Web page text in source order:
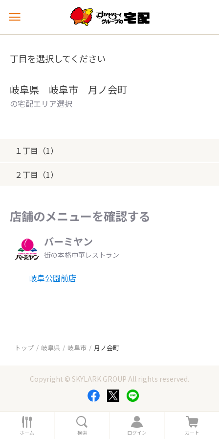
メ
ュ
を
丁目を選択してください
岐阜県 岐阜市 月ノ会町
の宅配エリア選択
１丁目（1）
２丁目（1）
店舗のメニューを確認する
バーミヤン
街の本格中華レストラン
岐阜公園前店
トップ 岐阜県 岐阜市 月ノ会町
Copyright © SKYLARK GROUP All rights reserved.
ホ
ー
ホーム 索
検索
ロ
グ
ログイン
カ
ー
カート